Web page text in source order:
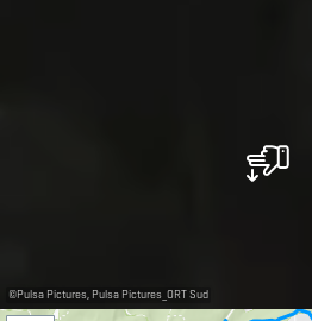
©Pulsa Pictures, Pulsa Pictures_ORT Sud